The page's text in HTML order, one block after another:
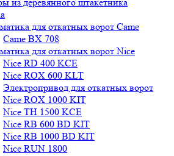
для откатных ворот Came
Came BX 708
для откатных ворот Nice
Nice RD 400 KCE
Nice ROX 600 KLT
Электропривод для откатных ворот
Nice ROX 1000 KIT
Nice TH 1500 KCE
Nice RB 600 BD KIT
Nice RB 1000 BD KIT
Nice RUN 1800